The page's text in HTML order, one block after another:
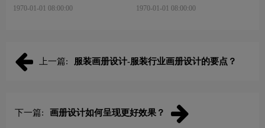
1970-01-01 08:00:00 1970-01-01 08:00:00
上一篇: 服装画册设计-服装行业画册设计的要点？
下一篇: 画册设计如何呈现更好效果？